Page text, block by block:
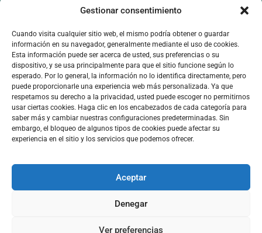
Gestionar consentimiento
Cuando visita cualquier sitio web, el mismo podría obtener o guardar
información en su navegador, generalmente mediante el uso de cookies.
Esta información puede ser acerca de usted, sus preferencias o su
dispositivo, y se usa principalmente para que el sitio funcione según lo
esperado. Por lo general, la información no lo identifica directamente, pero
puede proporcionarle una experiencia web más personalizada. Ya que
respetamos su derecho a la privacidad, usted puede escoger no permitirnos
usar ciertas cookies. Haga clic en los encabezados de cada categoría para
saber más y cambiar nuestras configuraciones predeterminadas. Sin
embargo, el bloqueo de algunos tipos de cookies puede afectar su
experiencia en el sitio y los servicios que podemos ofrecer.
Aceptar
Denegar
Ver preferencias
Conferencias
Longevo Legendario
Contacto
infoanyelycervantes@gmail.com
687 65 67 39
Política de Privacidad
reservados. Desarrollado por